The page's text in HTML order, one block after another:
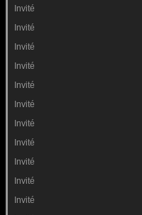
Invité
Invité
Invité
Invité
Invité
Invité
Invité
Invité
Invité
Invité
Invité